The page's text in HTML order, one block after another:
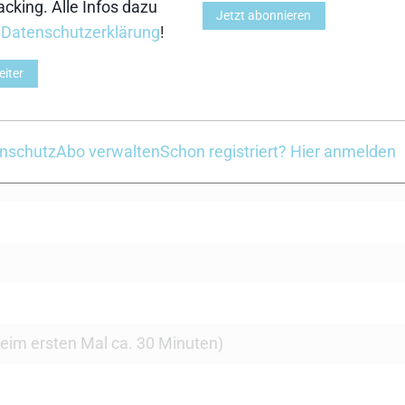
Auch das Preis-Leistungsverhältnis ist sehr gut,
ersten Mal ca. 30 Minuten)
Alle Infos dazu
Datenschutzerklärung!
Jetzt abonnieren
Abo verwaltenSchon registriert? Hier anmelden